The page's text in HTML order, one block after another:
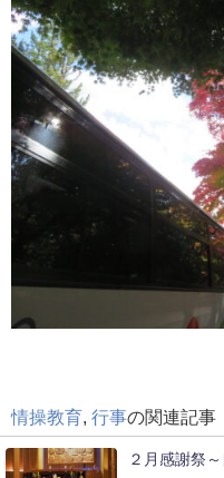
情操教育 行事の関連記事
２月感謝祭